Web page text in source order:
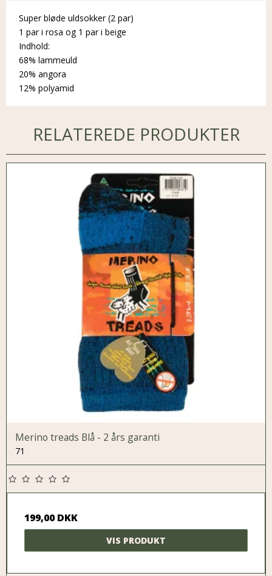
Super bløde uldsokker (2 par)
1 par i rosa og 1 par i beige
Indhold:
68% lammeuld
20% angora
12% polyamid
RELATEREDE PRODUKTER
Merino treads Blå - 2 års garanti
71
199,00 DKK
VIS PRODUKT